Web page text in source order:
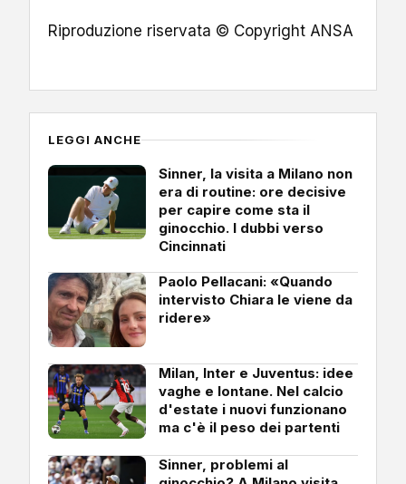
Riproduzione riservata © Copyright ANSA
LEGGI ANCHE
Sinner, la visita a Milano non
era di routine: ore decisive
per capire come sta il
ginocchio. I dubbi verso
Cincinnati
Paolo Pellacani: «Quando
intervisto Chiara le viene da
ridere»
Milan, Inter e Juventus: idee
vaghe e lontane. Nel calcio
d'estate i nuovi funzionano
ma c'è il peso dei partenti
Sinner, problemi al